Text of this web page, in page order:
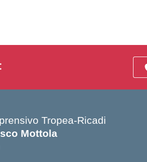
Tropea-Ricadi
Mottola